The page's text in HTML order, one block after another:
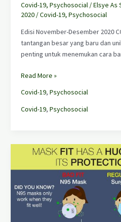
Covid-19, Psychosocial/Elsye As
2020 /Covid-19, Psychosocial
Edisi November-Desember 2020
tantangan besar yang baru dan
penting untuk menemukan cara
Read More »
Covid-19, Psychosocial
Covid-19, Psychosocial
Cara
Memakai
Membersihkan
Masker